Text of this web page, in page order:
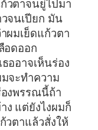
วตาจนยู่ไปมา
วจนเปียก มัน
ผมเย็ดแก้วตา
อดออก
ออาจเห็นร่อง
จะทำความ
องพรรณนี้ถ้า
ง แต่ยังไงผมก็
วตาแล้วสั่งให้